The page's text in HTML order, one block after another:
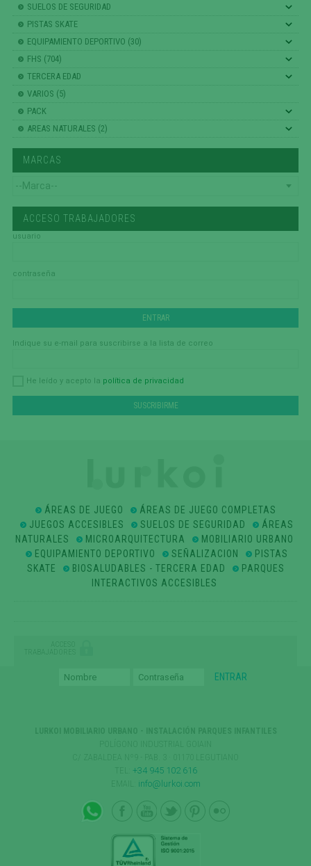
SUELOS DE SEGURIDAD
PISTAS SKATE
EQUIPAMIENTO DEPORTIVO (30)
FHS (704)
TERCERA EDAD
VARIOS (5)
PACK
AREAS NATURALES (2)
MARCAS
ACCESO TRABAJADORES
usuario
contraseña
Indique su e-mail para suscribirse a la lista de correo
He leído y acepto la política de privacidad
ÁREAS DE JUEGO
ÁREAS DE JUEGO COMPLETAS
JUEGOS ACCESIBLES
SUELOS DE SEGURIDAD
ÁREAS
NATURALES
MICROARQUITECTURA
MOBILIARIO URBANO
EQUIPAMIENTO DEPORTIVO
SEÑALIZACION
PISTAS
SKATE
BIOSALUDABLES - TERCERA EDAD
PARQUES
INTERACTIVOS ACCESIBLES
ACCESO
TRABAJADORES
+34 945 102 616
info@lurkoi.com